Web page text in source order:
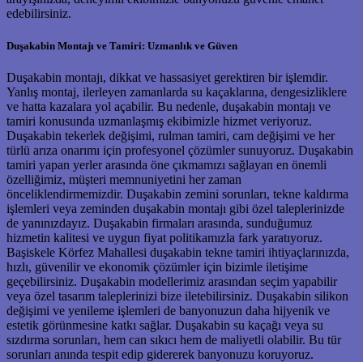
edebilirsiniz.
Duşakabin Montajı ve Tamiri: Uzmanlık ve Güven
Duşakabin montajı, dikkat ve hassasiyet gerektiren bir işlemdir.
Yanlış montaj, ilerleyen zamanlarda su kaçaklarına, dengesizliklere
ve hatta kazalara yol açabilir. Bu nedenle, duşakabin montajı ve
tamiri konusunda uzmanlaşmış ekibimizle hizmet veriyoruz.
Duşakabin tekerlek değişimi, rulman tamiri, cam değişimi ve her
türlü arıza onarımı için profesyonel çözümler sunuyoruz. Duşakabin
tamiri yapan yerler arasında öne çıkmamızı sağlayan en önemli
özelliğimiz, müşteri memnuniyetini her zaman
önceliklendirmemizdir. Duşakabin zemini sorunları, tekne kaldırma
işlemleri veya zeminden duşakabin montajı gibi özel taleplerinizde
de yanınızdayız. Duşakabin firmaları arasında, sunduğumuz
hizmetin kalitesi ve uygun fiyat politikamızla fark yaratıyoruz.
Başiskele Körfez Mahallesi duşakabin tekne tamiri ihtiyaçlarınızda,
hızlı, güvenilir ve ekonomik çözümler için bizimle iletişime
geçebilirsiniz. Duşakabin modellerimiz arasından seçim yapabilir
veya özel tasarım taleplerinizi bize iletebilirsiniz. Duşakabin silikon
değişimi ve yenileme işlemleri de banyonuzun daha hijyenik ve
estetik görünmesine katkı sağlar. Duşakabin su kaçağı veya su
sızdırma sorunları, hem can sıkıcı hem de maliyetli olabilir. Bu tür
sorunları anında tespit edip gidererek banyonuzu koruyoruz.